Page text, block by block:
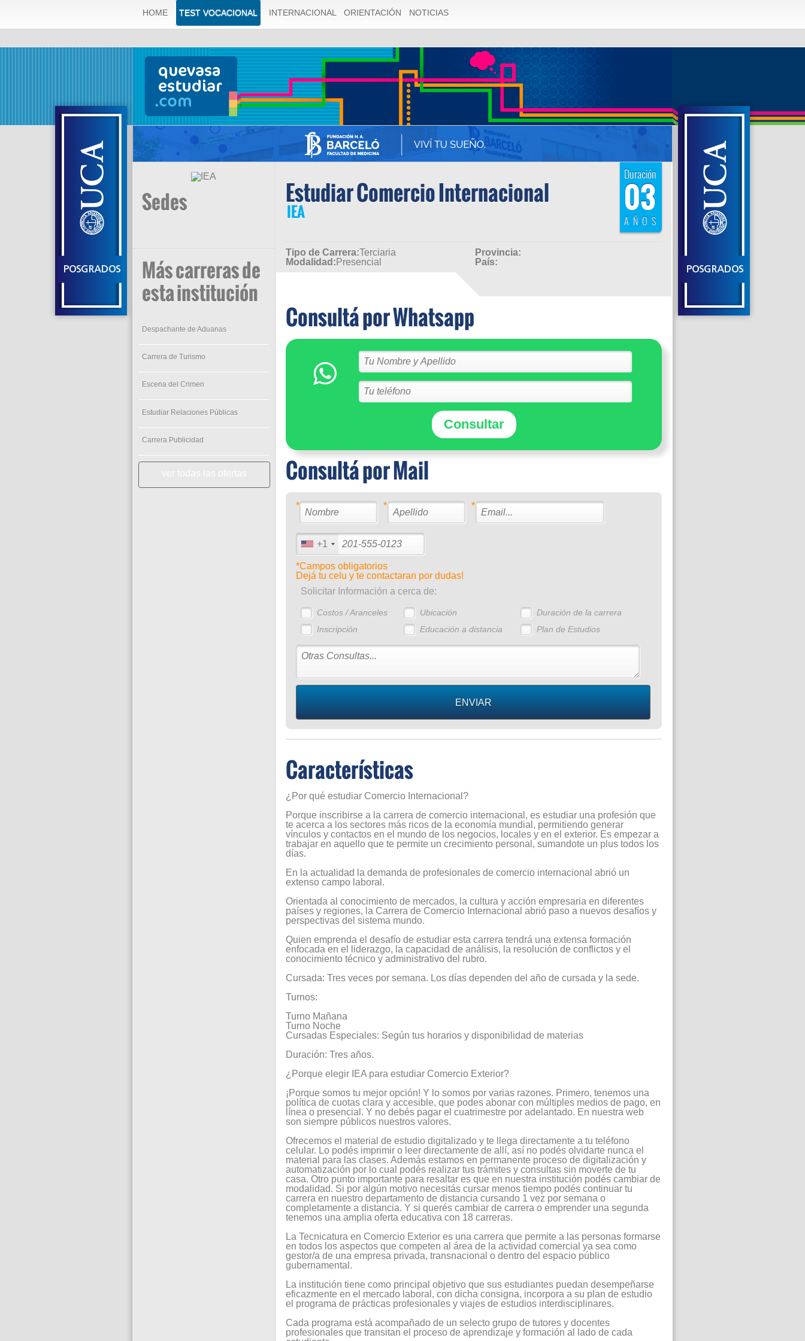
ERROR: SQLSTATE[42000]: Syntax error or access violation: 1055 Expression #1 of SELECT list is not in GROUP BY clause and contains nonaggregated column
'quevas_q83dbqve.tblOfertasCedes.id' which is not functionally dependent on columns in GROUP BY clause; this is incompatible with sql_mode=only_full_group_by
HOME TEST VOCACIONAL INTERNACIONAL ORIENTACIÓN NOTICIAS
Sedes
Más carreras de
esta institución
Despachante de Aduanas
Carrera de Turismo
Escena del Crimen
Estudiar Relaciones Públicas
Carrera Publicidad
Duración
03
AÑOS
Estudiar Comercio Internacional
IEA
Tipo de Carrera:Terciaria
Modalidad: Presencial
Provincia:
País:
Consultá por Whatsapp
Consultar
Consultá por Mail
* * *
+1
*Campos obligatorios
Dejá tu celu y te contactaran por dudas!
Solicitar Información a cerca de:
Costos / Aranceles Ubicación
Duración de la carrera
Inscripción
Educación a distancia Plan de Estudios
Características
¿Por qué estudiar Comercio Internacional?
Porque inscribirse a la carrera de comercio internacional, es estudiar una profesión que
te acerca a los sectores más ricos de la economía mundial, permitiendo generar
vínculos y contactos en el mundo de los negocios, locales y en el exterior. Es empezar a
trabajar en aquello que te permite un crecimiento personal, sumandote un plus todos los
días.
En la actualidad la demanda de profesionales de comercio internacional abrió un
extenso campo laboral.
Orientada al conocimiento de mercados, la cultura y acción empresaria en diferentes
países y regiones, la Carrera de Comercio Internacional abrió paso a nuevos desafíos y
perspectivas del sistema mundo.
Quien emprenda el desafío de estudiar esta carrera tendrá una extensa formación
enfocada en el liderazgo, la capacidad de análisis, la resolución de conflictos y el
conocimiento técnico y administrativo del rubro.
Cursada: Tres veces por semana. Los días dependen del año de cursada y la sede.
Turnos:
Turno Mañana
Turno Noche
Cursadas Especiales: Según tus horarios y disponibilidad de materias
Duración: Tres años.
¿Porque elegir IEA para estudiar Comercio Exterior?
¡Porque somos tu mejor opción! Y lo somos por varias razones. Primero, tenemos una
política de cuotas clara y accesible, que podes abonar con múltiples medios de pago, en
línea o presencial. Y no debés pagar el cuatrimestre por adelantado. En nuestra web
son siempre públicos nuestros valores.
Ofrecemos el material de estudio digitalizado y te llega directamente a tu teléfono
celular. Lo podés imprimir o leer directamente de allí, así no podés olvidarte nunca el
material para las clases. Además estamos en permanente proceso de digitalización y
automatización por lo cual podés realizar tus trámites y consultas sin moverte de tu
casa. Otro punto importante para resaltar es que en nuestra institución podés cambiar de
modalidad. Si por algún motivo necesitás cursar menos tiempo podés continuar tu
carrera en nuestro departamento de distancia cursando 1 vez por semana o
completamente a distancia. Y si querés cambiar de carrera o emprender una segunda
tenemos una amplia oferta educativa con 18 carreras.
La Tecnicatura en Comercio Exterior es una carrera que permite a las personas formarse
en todos los aspectos que competen al área de la actividad comercial ya sea como
gestor/a de una empresa privada, transnacional o dentro del espacio público
gubernamental.
La institución tiene como principal objetivo que sus estudiantes puedan desempeñarse
eficazmente en el mercado laboral, con dicha consigna, incorpora a su plan de estudio
el programa de prácticas profesionales y viajes de estudios interdisciplinares.
Cada programa está acompañado de un selecto grupo de tutores y docentes
profesionales que transitan el proceso de aprendizaje y formación al lado de cada